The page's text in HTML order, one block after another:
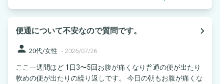
便通について不安なので質問です。
navigate_next
person 20代/女性 - 2026/07/26
ここ一週間ほど 1日3〜5回お腹が痛くなり普通の便が出たり
軟めの便が出たりの繰り返しです。 今日の朝もお腹が痛くな